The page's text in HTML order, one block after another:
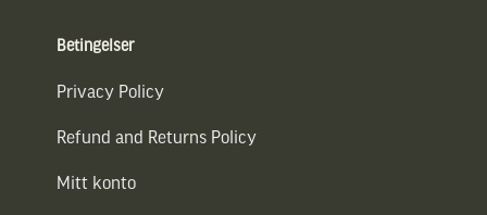
Betingelser
Privacy Policy
Refund and Returns Policy
Mitt konto